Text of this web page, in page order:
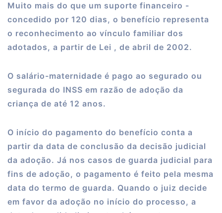
Muito mais do que um suporte financeiro -
concedido por 120 dias, o benefício representa
o reconhecimento ao vínculo familiar dos
adotados, a partir de Lei , de abril de 2002.
O salário-maternidade é pago ao segurado ou
segurada do INSS em razão de adoção da
criança de até 12 anos.
O início do pagamento do benefício conta a
partir da data de conclusão da decisão judicial
da adoção. Já nos casos de guarda judicial para
fins de adoção, o pagamento é feito pela mesma
data do termo de guarda. Quando o juiz decide
em favor da adoção no início do processo, a